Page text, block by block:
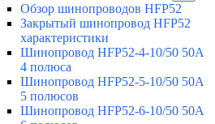
Обзор шинопроводов HFP52
Закрытый шинопровод HFP52
характеристики
Шинопровод HFP52-4-10/50 50A
4 полюса
Шинопровод HFP52-5-10/50 50А
5 полюсов
Шинопровод HFP52-6-10/50 50А